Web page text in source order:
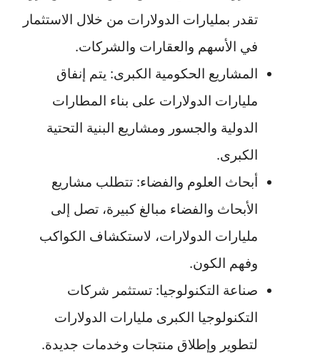
تقدر بمليارات الدولارات من خلال الاستثمار
في الأسهم والعقارات والشركات.
المشاريع الحكومية الكبرى: يتم إنفاق
مليارات الدولارات على بناء المطارات
الدولية والجسور ومشاريع البنية التحتية
الكبرى.
أبحاث العلوم والفضاء: تتطلب مشاريع
الأبحاث والفضاء مبالغ كبيرة، تصل إلى
مليارات الدولارات، لاستكشاف الكواكب
وفهم الكون.
صناعة التكنولوجيا: تستثمر شركات
التكنولوجيا الكبرى مليارات الدولارات
لتطوير وإطلاق منتجات وخدمات جديدة.